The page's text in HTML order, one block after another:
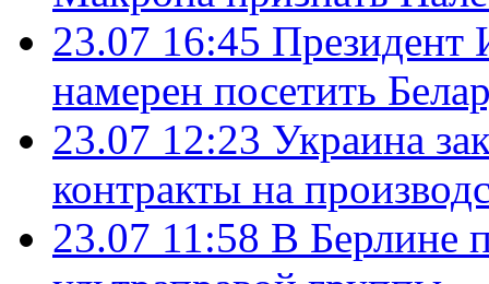
23.07 16:45 Президент
намерен посетить
23.07 12:23 Украина
контракты на
23.07 11:58 В Берлине